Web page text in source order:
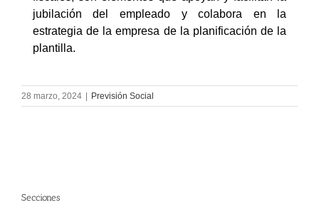
jubilación del empleado y colabora en la
estrategia de la empresa de la planificación de la
plantilla.
28 marzo, 2024 Previsión Social
Secciones